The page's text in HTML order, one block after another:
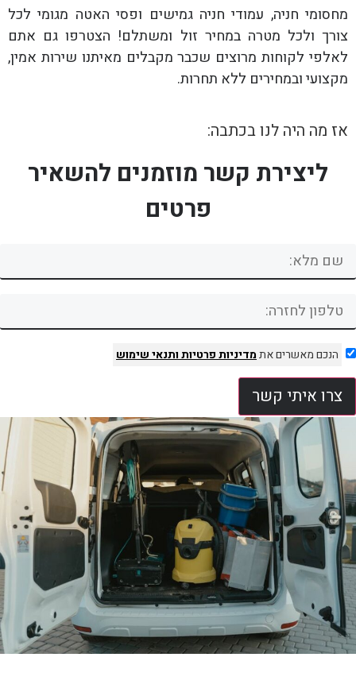
מחסומי חניה, עמודי חניה גמישים ופסי האטה מגומי לכל
צורך ולכל מטרה במחיר זול ומשתלם! הצטרפו גם אתם
לאלפי לקוחות מרוצים שכבר מקבלים מאיתנו שירות אמין,
מקצועי ובמחירים ללא תחרות.
אז מה היה לנו בכתבה:
ליצירת קשר מוזמנים להשאיר
פרטים
הנכם מאשרים אתמדיניות פרטיותותנאי שימוש
צרו איתי קשר